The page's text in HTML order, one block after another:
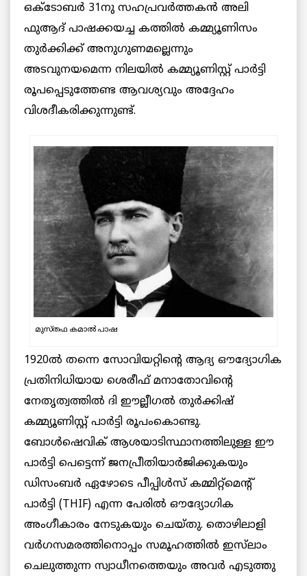
ഒക്ടോബർ 31നു സഹപ്രവർത്തകൻ അലി
ഫുആദ് പാഷക്കയച്ച കത്തിൽ കമ്മ്യൂണിസം
തുർക്കിക്ക് അനുഗുണമല്ലെന്നും
അടവുനയമെന്ന നിലയിൽ കമ്മ്യൂണിസ്റ്റ് പാർട്ടി
രൂപപ്പെടുത്തേണ്ട ആവശ്യവും അദ്ദേഹം
വിശദീകരിക്കുന്നുണ്ട്.
മുസ്തഫ കമാൽ പാഷ
1920ൽ തന്നെ സോവിയറ്റിൻ്റെ ആദ്യ ഔദ്യോഗിക
പ്രതിനിധിയായ ശെരീഫ് മനാതോവിൻ്റെ
നേതൃത്വത്തിൽ ദി ഈല്ലീഗൽ തുർക്കിഷ്
കമ്മ്യൂണിസ്റ്റ് പാർട്ടി രൂപംകൊണ്ടു.
ബോൾഷെവിക് ആശയാടിസ്ഥാനത്തിലുള്ള ഈ
പാർട്ടി പെട്ടെന്ന് ജനപ്രീതിയാർജിക്കുകയും
ഡിസംബർ ഏഴോടെ പീപ്പിൾസ് കമ്മിറ്റ്മെൻ്റ്
പാർട്ടി (THIF) എന്ന പേരിൽ ഔദ്യോഗിക
അംഗീകാരം നേടുകയും ചെയ്തു. തൊഴിലാളി
വർഗസമരത്തിനൊപ്പം സമൂഹത്തിൽ ഇസ്‌ലാം
ചെലുത്തുന്ന സ്വാധീനത്തെയും അവർ എടുത്തു